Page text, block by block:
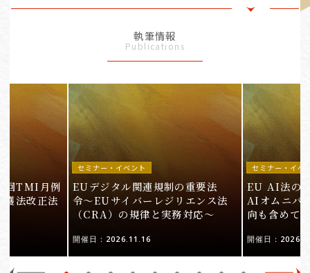
執筆情報
Publications
回TMI月例
護法改正法
セミナー・イベント
EUデジタル関連規制の重要法
令〜EUサイバーレジリエンス法
（CRA）の規律と実務対応〜
開催日：2026.11.16
セミナー・イベ
EU AI法の
AIオムニバ
向も含めて
開催日：